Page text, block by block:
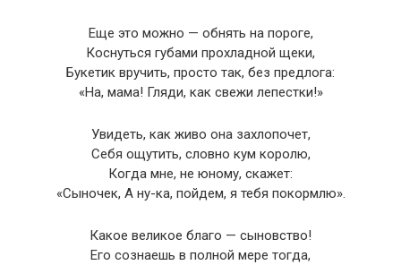
Еще это можно — обнять на пороге,
Коснуться губами прохладной щеки,
Букетик вручить, просто так, без предлога:
«На, мама! Гляди, как свежи лепестки!»
Увидеть, как живо она захлопочет,
Себя ощутить, словно кум королю,
Когда мне, не юному, скажет:
«Сыночек, А ну-ка, пойдем, я тебя покормлю».
Какое великое благо — сыновство!
Его сознаешь в полной мере тогда,